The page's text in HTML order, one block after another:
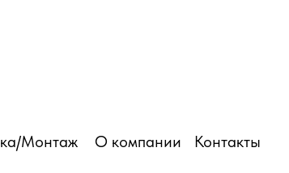
Монтаж О компании Контакты